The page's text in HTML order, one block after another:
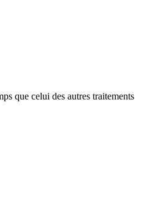
que celui des autres traitements